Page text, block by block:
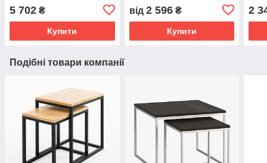
5 702 ₴
Купити
від 2 596₴
Купити
2
Подібні товари компанії